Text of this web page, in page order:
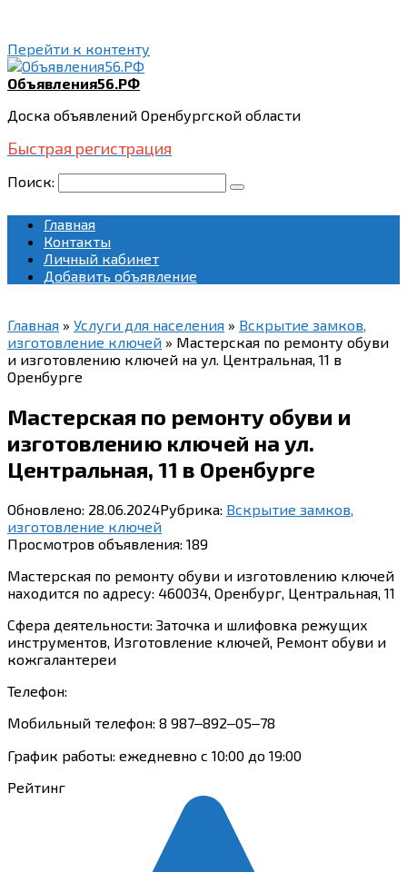
Перейти к контенту
Объявления56.РФ
Доска объявлений Оренбургской области
Быстрая регистрация
Поиск:
Главная
Контакты
Личный кабинет
Добавить объявление
Главная » Услуги для населения » Вскрытие замков,
изготовление ключей » Мастерская по ремонту обуви
и изготовлению ключей на ул. Центральная, 11 в
Оренбурге
Мастерская по ремонту обуви и
изготовлению ключей на ул.
Центральная, 11 в Оренбурге
Обновлено: 28.06.2024Рубрика: Вскрытие замков,
изготовление ключей
Просмотров объявления: 189
Мастерская по ремонту обуви и изготовлению ключей
находится по адресу: 460034, Оренбург, Центральная, 11
Сфера деятельности: Заточка и шлифовка режущих
инструментов, Изготовление ключей, Ремонт обуви и
кожгалантереи
Телефон:
Мобильный телефон: 8 987‒892‒05‒78
График работы: ежедневно с 10:00 до 19:00
Рейтинг